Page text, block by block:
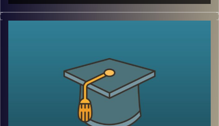
הבינה המלאכותית רצה קדימה, אבל הרגולציה רק מתחילה
להבין את הכללים. בזמן שכלים כמו ChatGPT מנסחים,
אז איך מתמודדים האיחוד האירופי והשוק האמריקאי?
מי שומר על הזכויות שלנו כשהאלגוריתם יוצר תוכן? איך
מאזנים בין חופש פיתוח לאחריות חברתית?
והאם ישראל צריכה לבחור צד או לסלול דרך משלה?
בדיוק על זה ועוד נדבר היום עם שני מומחים כאן